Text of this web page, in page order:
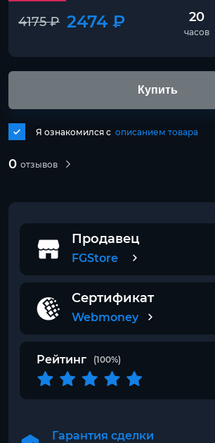
4175 ₽ 2474 ₽ 20
часов
0 отзывов
Я ознакомился с описанием товара
Купить
Продавец
FGStore
Сертификат
Webmoney
Рейтинг (100%)
Гарантия сделки